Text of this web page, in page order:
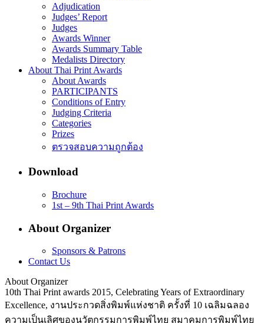
Adjudication
Judges’ Report
Judges
Awards Winner
Awards Summary Table
Medalists Directory
About Thai Print Awards
About Awards
PARTICIPANTS
Conditions of Entry
Judging Criteria
Categories
Prizes
ตรวจสอบความถูกต้อง
Download
Brochure
1st – 9th Thai Print Awards
About Organizer
Sponsors & Patrons
Contact Us
About Organizer
10th Thai Print awards 2015, Celebrating Years of Extraordinary
Excellence, งานประกวดสิ่งพิมพ์แห่งชาติ ครั้งที่ 10 เฉลิมฉลอง
ความเป็นเลิศของนวัตกรรมการพิมพ์ไทย สมาคมการพิมพ์ไทย